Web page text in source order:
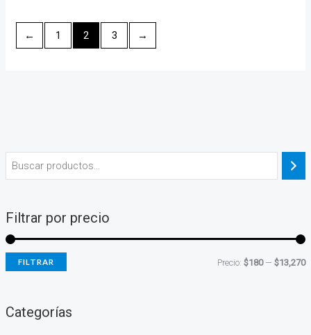
Filtrar por precio
FILTRAR Precio:$180—$13,270
Categorías
← 1 2 3 →